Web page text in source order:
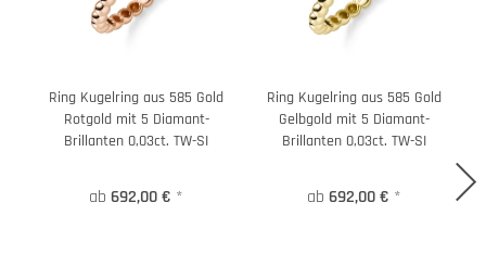
Ring Kugelring aus 585 Gold
Rotgold mit 5 Diamant-
Brillanten 0,03ct. TW-SI
ab 692,00 € *
Ring Kugelring aus 585 Gold
Gelbgold mit 5 Diamant-
Brillanten 0,03ct. TW-SI
ab 692,00 € *